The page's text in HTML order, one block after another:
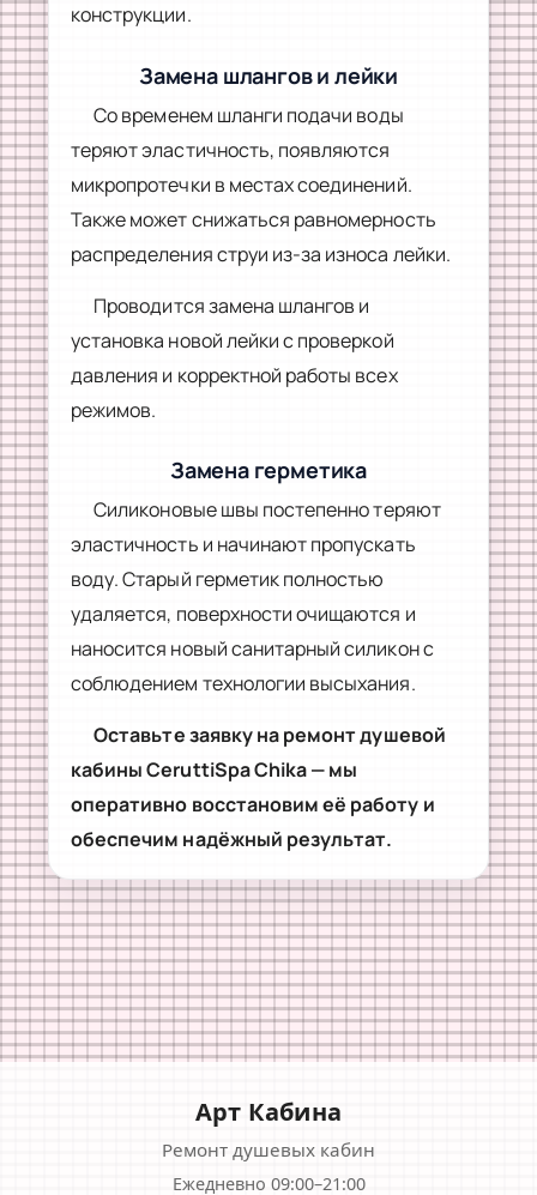
конструкции.
Замена шлангов и лейки
Со временем шланги подачи воды
теряют эластичность, появляются
микропротечки в местах соединений.
Также может снижаться равномерность
распределения струи из-за износа лейки.
Проводится замена шлангов и
установка новой лейки с проверкой
давления и корректной работы всех
режимов.
Замена герметика
Силиконовые швы постепенно теряют
эластичность и начинают пропускать
воду. Старый герметик полностью
удаляется, поверхности очищаются и
наносится новый санитарный силикон с
соблюдением технологии высыхания.
Оставьте заявку на ремонт душевой
кабины CeruttiSpa Chika — мы
оперативно восстановим её работу и
обеспечим надёжный результат.
Арт Кабина
Ремонт душевых кабин
Ежедневно 09:00–21:00